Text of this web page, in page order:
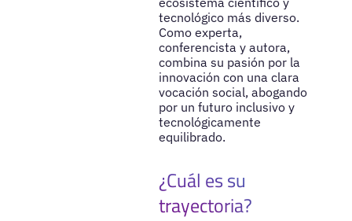
tecnológico más diverso.
Como experta,
conferencista y autora,
combina su pasión por la
innovación con una clara
vocación social, abogando
por un futuro inclusivo y
tecnológicamente
equilibrado.
¿Cuál es su
trayectoria?